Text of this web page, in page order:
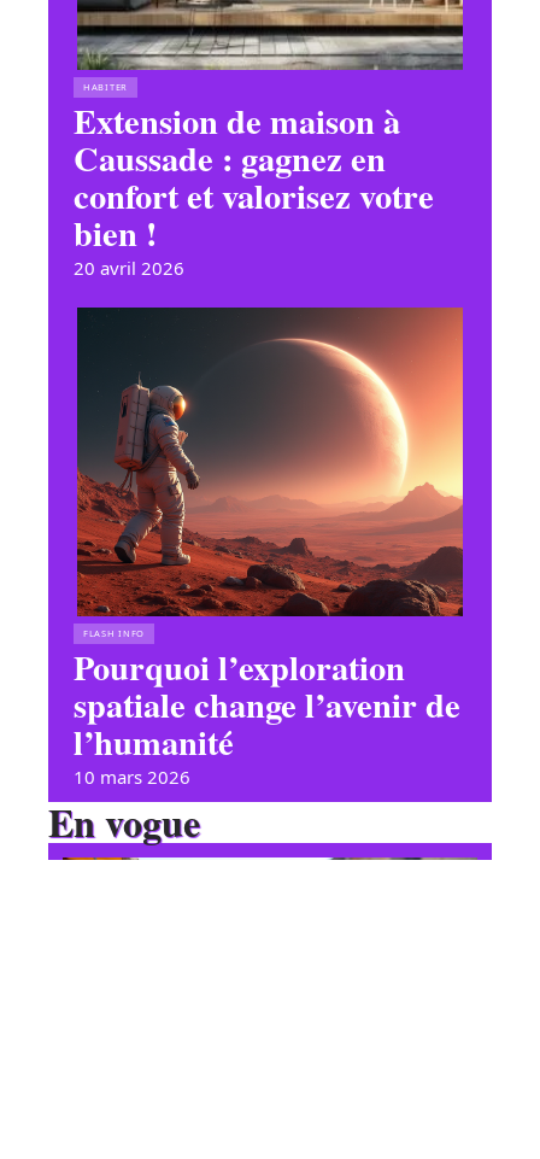
HABITER
Extension de maison à
Caussade : gagnez en
confort et valorisez votre
bien !
20 avril 2026
FLASH INFO
Pourquoi l’exploration
spatiale change l’avenir de
l’humanité
10 mars 2026
En vogue